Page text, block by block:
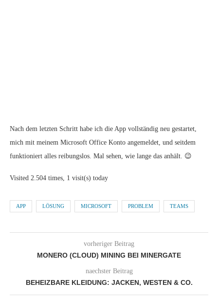
Nach dem letzten Schritt habe ich die App vollständig neu gestartet,
mich mit meinem Microsoft Office Konto angemeldet, und seitdem
funktioniert alles reibungslos. Mal sehen, wie lange das anhält. 😉
Visited 2.504 times, 1 visit(s) today
APP LÖSUNG MICROSOFT PROBLEM TEAMS
vorheriger Beitrag
MONERO (CLOUD) MINING BEI MINERGATE
naechster Beitrag
BEHEIZBARE KLEIDUNG: JACKEN, WESTEN & CO.